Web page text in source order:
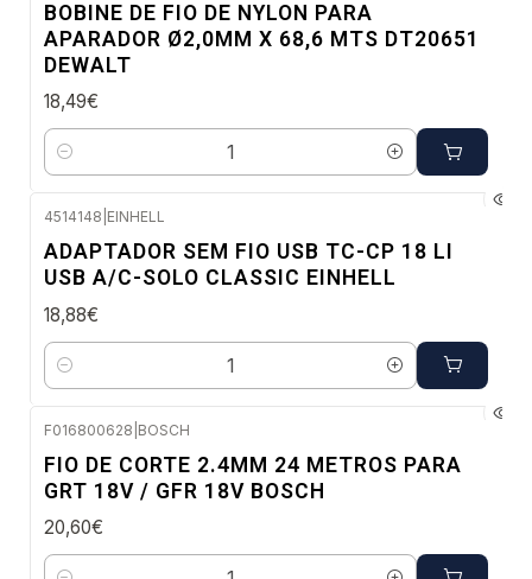
NOVO
BOBINE DE FIO DE NYLON PARA
APARADOR Ø2,0MM X 68,6 MTS DT20651
DEWALT
18,49€
Quantidade
4514148 EINHELL
ADAPTADOR SEM FIO USB TC-CP 18 LI
USB A/C-SOLO CLASSIC EINHELL
18,88€
Quantidade
F016800628 BOSCH
FIO DE CORTE 2.4MM 24 METROS PARA
GRT 18V / GFR 18V BOSCH
20,60€